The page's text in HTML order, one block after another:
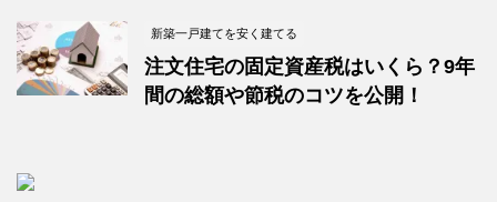
新築一戸建てを安く建てる
注文住宅の固定資産税はいくら？9年
間の総額や節税のコツを公開！